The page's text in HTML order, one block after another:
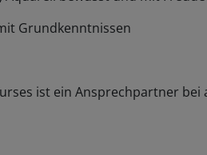
Grundkenntnissen
ist ein Ansprechpartner bei